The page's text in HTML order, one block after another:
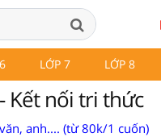
LỚP 7 LỚP 8
Kết nối tri thức
anh.... (từ 80k/1 cuốn)